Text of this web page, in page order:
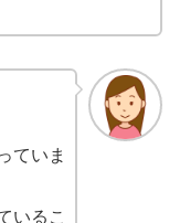
ていま
いるこ